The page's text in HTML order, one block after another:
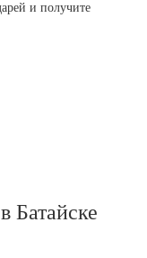
и получите
Батайске